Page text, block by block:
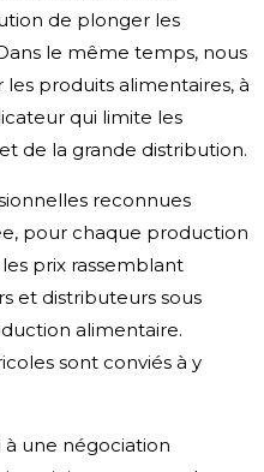
de plonger les
le même temps, nous
produits alimentaires, à
qui limite les
de la grande distribution.
reconnues
pour chaque production
prix rassemblant
et distributeurs sous
alimentaire.
sont conviés à y
une négociation